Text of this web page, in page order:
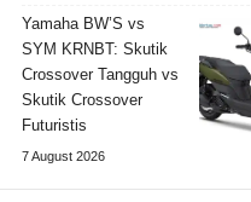
Yamaha BW’S vs
SYM KRNBT: Skutik
Crossover Tangguh vs
Skutik Crossover
Futuristis
7 August 2026